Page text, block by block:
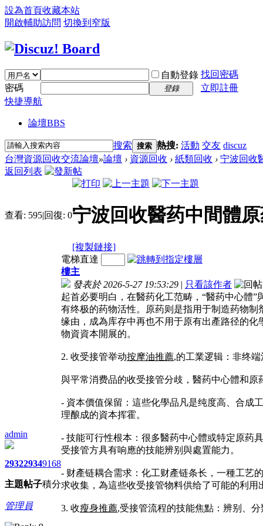
設為首頁收藏本站
開啟輔助訪問 切換到窄版
自動登錄 找回密碼
密碼
登錄
立即註冊
快捷導航
論壇BBS
搜索 搜索 熱搜: 活動 交友 discuz
台灣資源回收交流論壇»論壇 › 資源回收 › 紙類回收 › 宁波回收
返回列表
查看: 595|回復: 0宁波回收醫药中間體
[複製鏈接]
admin
2932
主題
2934
帖子
9168
積分
管理員
電梯直達
樓主
發表於 2026-5-27 19:53:29 | 只看該作者
起首必要明白，在醫药化工范畴，“醫药中心體
有终极的药物活性。原药则是指用于制造药物
缘由，成為库存中再也不用于原有出產路径的
物資資本開展的。
2. 收受接管举动按摩油推薦,的工業逻辑：非终
與平常消费品的收受接管分歧，醫药中心體和
- 資本價值保留：這些化學品凡是纯度高、合成
理酿成的資本挥霍。
- 技能可行性根本：很多醫药中心體或特定原药
受接管方具有响應的技能辨别與處置能力。
- 财產链耦合需求：化工财產链条长，一種工艺
求收集，為這些收受接管物料供给了可能的利用
3. 收瘦身推薦,受接管流程的技能焦點：辨别、